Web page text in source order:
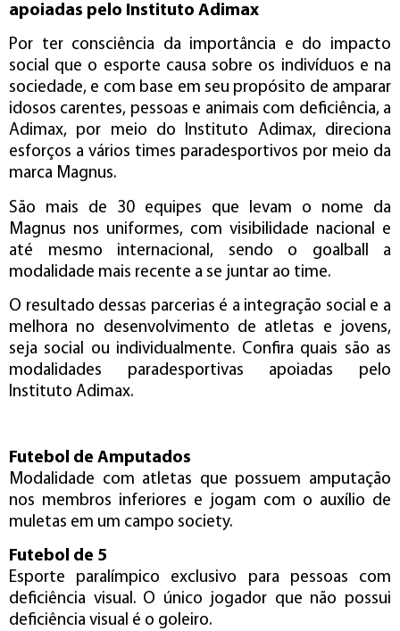
apoiadas pelo Instituto Adimax
Por ter consciência da importância e do impacto
social que o esporte causa sobre os indivíduos e na
sociedade, e com base em seu propósito de amparar
idosos carentes, pessoas e animais com deficiência, a
Adimax, por meio do Instituto Adimax, direciona
esforços a vários times paradesportivos por meio da
marca Magnus.
São mais de 30 equipes que levam o nome da
Magnus nos uniformes, com visibilidade nacional e
até mesmo internacional, sendo o goalball a
modalidade mais recente a se juntar ao time.
O resultado dessas parcerias é a integração social e a
melhora no desenvolvimento de atletas e jovens,
seja social ou individualmente. Confira quais são as
modalidades paradesportivas apoiadas pelo
Instituto Adimax.
Futebol de Amputados
Modalidade com atletas que possuem amputação
nos membros inferiores e jogam com o auxílio de
muletas em um campo society.
Futebol de 5
Esporte paralímpico exclusivo para pessoas com
deficiência visual. O único jogador que não possui
deficiência visual é o goleiro.